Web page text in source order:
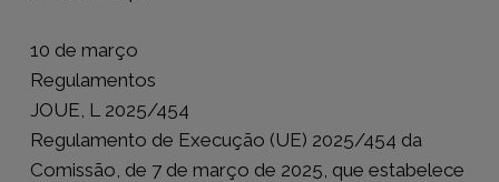
10 de março
Regulamentos
JOUE, L 2025/454
Regulamento de Execução (UE) 2025/454 da
Comissão, de 7 de março de 2025, que estabelece